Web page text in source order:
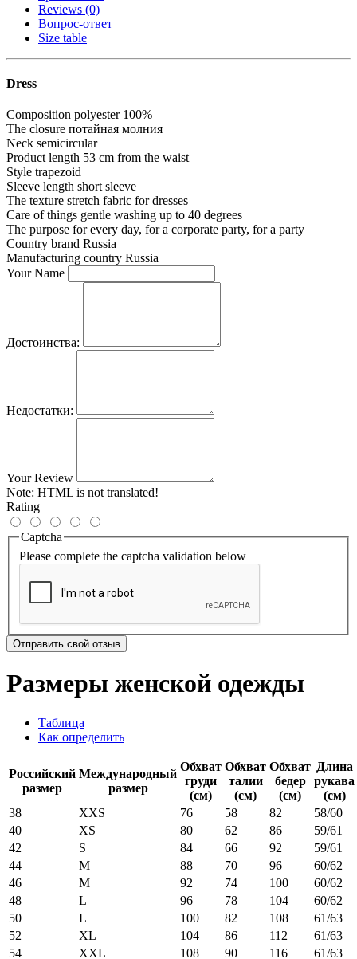
Reviews (0)
Вопрос-ответ
Size table
Dress
Composition polyester 100%
The closure потайная молния
Neck semicircular
Product length 53 cm from the waist
Style trapezoid
Sleeve length short sleeve
The texture stretch fabric for dresses
Care of things gentle washing up to 40 degrees
The purpose for every day, for a corporate party, for a party
Country brand Russia
Manufacturing country Russia
Your Name
Достоинства:
Недостатки:
Your Review
Note: HTML is not translated!
Rating
Captcha
Please complete the captcha validation below
Отправить свой отзыв
Размеры женской одежды
Таблица
Как определить
Российский
размер
Международный
размер
Обхват
груди
(см)
Обхват
талии
(см)
Обхват
бедер
(см)
Длина
рукава
(см)
38
XXS 76 58 82
58/60
40
XS 80 62 86
59/61
42
S 84 66 92
59/61
44
M 88 70 96
60/62
46
M 92 74 100
60/62
48
L 96 78 104
60/62
50
L 100 82 108
61/63
52
XL 104 86 112
61/63
54
XXL 108 90 116
61/63